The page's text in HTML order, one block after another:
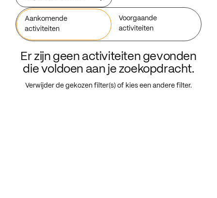
Aankomende
activiteiten
Voorgaande
activiteiten
Er zijn geen activiteiten gevonden
die voldoen aan je zoekopdracht.
Verwijder de gekozen filter(s) of kies een andere filter.